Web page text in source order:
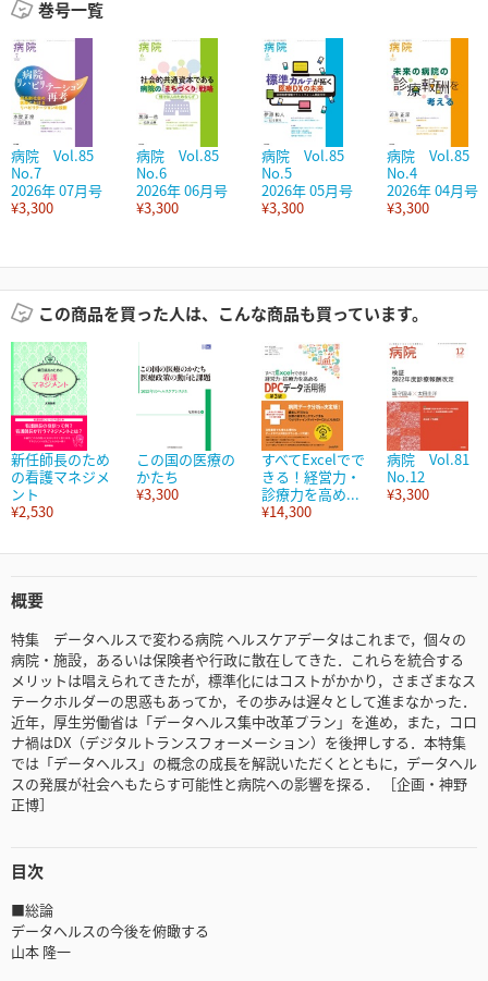
巻号一覧
病院 Vol.85
No.7
2026年 07月号
¥3,300
病院 Vol.85
No.6
2026年 06月号
¥3,300
病院 Vol.85
No.5
2026年 05月号
¥3,300
病院 Vol.85
No.4
2026年 04月号
¥3,300
この商品を買った人は、こんな商品も買っています。
新任師長のため
の看護マネジメ
ント
¥2,530
この国の医療の
かたち
¥3,300
すべてExcelでで
きる！経営力・
診療力を高め...
¥14,300
病院 Vol.81
No.12
¥3,300
概要
特集 データヘルスで変わる病院 ヘルスケアデータはこれまで，個々の
病院・施設，あるいは保険者や行政に散在してきた．これらを統合する
メリットは唱えられてきたが，標準化にはコストがかかり，さまざまなス
テークホルダーの思惑もあってか，その歩みは遅々として進まなかった．
近年，厚生労働省は「データヘルス集中改革プラン」を進め，また，コロ
ナ禍はDX（デジタルトランスフォーメーション）を後押しする．本特集
では「データヘルス」の概念の成長を解説いただくとともに，データヘル
スの発展が社会へもたらす可能性と病院への影響を探る． ［企画・神野
正博］
目次
■総論
データヘルスの今後を俯瞰する
山本 隆一